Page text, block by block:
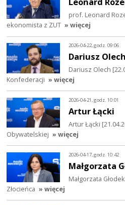
prof. Leonard
ekonomista z ZUT » więcej
2026-04-22, godz. 09:06
Dariusz Olech
Dariusz Olech
Konfederacji » więcej
2026-04-21, godz. 10:01
Artur Łącki
Artur Łącki
Obywatelskiej » więcej
2026-04-17, godz. 10:42
Małgorzata
Małgorzata
Złocieńca » więcej